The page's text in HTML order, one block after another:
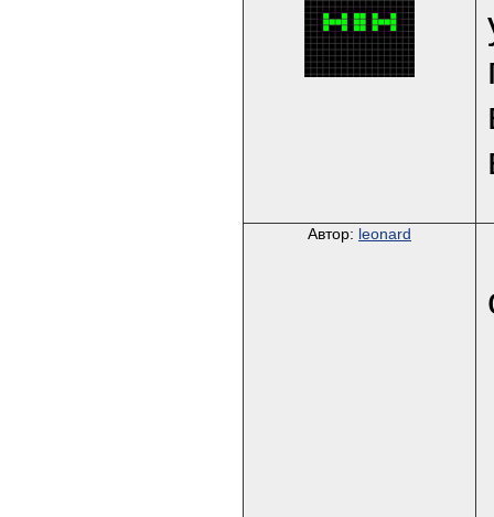
Автор: leonard